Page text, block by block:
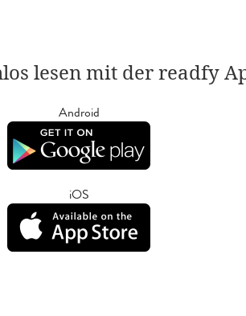
lesen mit der readfy
Android
iOS